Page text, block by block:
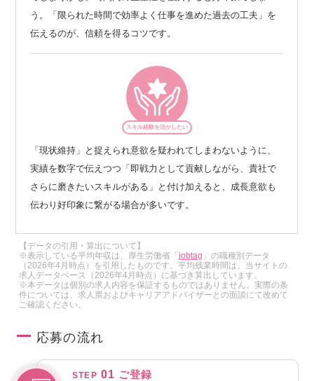
う。「限られた時間で効率よく仕事を進めた過去の工夫」を
伝えるのが、信頼を得るコツです。
スキル経験を活かしたい
「現状維持」と捉えられ意欲を疑われてしまわないように、
実績を数字で伝えつつ「即戦力として貢献しながら、貴社で
さらに磨きたいスキルがある」と付け加えると、成長意欲も
伝わり好印象に繋がる場合が多いです。
【データの引用・算出について】
※表示している平均年収は、厚生労働省「jobtag 」の職種別データ
（2026年4月時点）を引用したものです。平均残業時間は、当サイトの
求人データベース（2026年4月時点）に基づき算出しています。
※本データは個別の求人内容を保証するものではありません。実際の条
件については、求人票およびキャリアアドバイザーとの面談にて改めて
ご確認ください。
応募の流れ
STEP 01 ご登録